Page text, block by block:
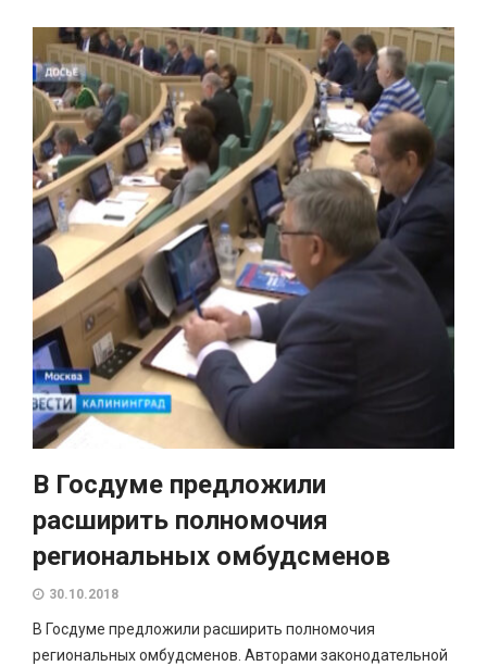
В Госдуме предложили
расширить полномочия
региональных омбудсменов
30.10.2018
В Госдуме предложили расширить полномочия
региональных омбудсменов. Авторами законодательной